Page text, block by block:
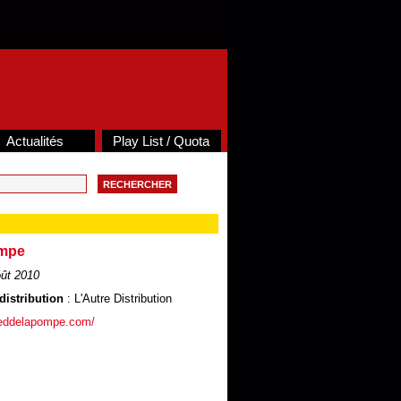
Actualités Play List / Quota
2010
: L'Autre Distribution